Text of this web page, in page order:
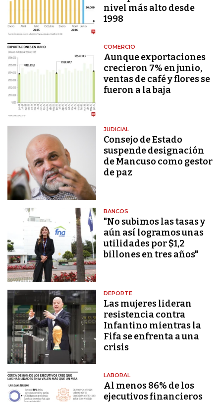
nivel más alto desde
1998
COMERCIO
Aunque exportaciones
crecieron 7% en junio,
ventas de café y flores se
fueron a la baja
JUDICIAL
Consejo de Estado
suspende designación
de Mancuso como gestor
de paz
BANCOS
"No subimos las tasas y
aún así logramos unas
utilidades por $1,2
billones en tres años"
DEPORTE
Las mujeres lideran
resistencia contra
Infantino mientras la
Fifa se enfrenta a una
crisis
LABORAL
Al menos 86% de los
ejecutivos financieros